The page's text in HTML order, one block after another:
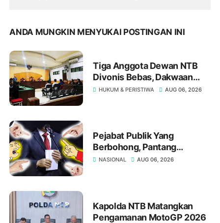
ANDA MUNGKIN MENYUKAI POSTINGAN INI
Tiga Anggota Dewan NTB
Divonis Bebas, Dakwaan
Pasal Gratifikasi Oleh JPU
HUKUM & PERISTIWA AUG 06, 2026
Pejabat Publik Yang
Berbohong, Pantang
Mengakui Kesalahan,?
NASIONAL AUG 06, 2026
Kapolda NTB Matangkan
Pengamanan MotoGP 2026